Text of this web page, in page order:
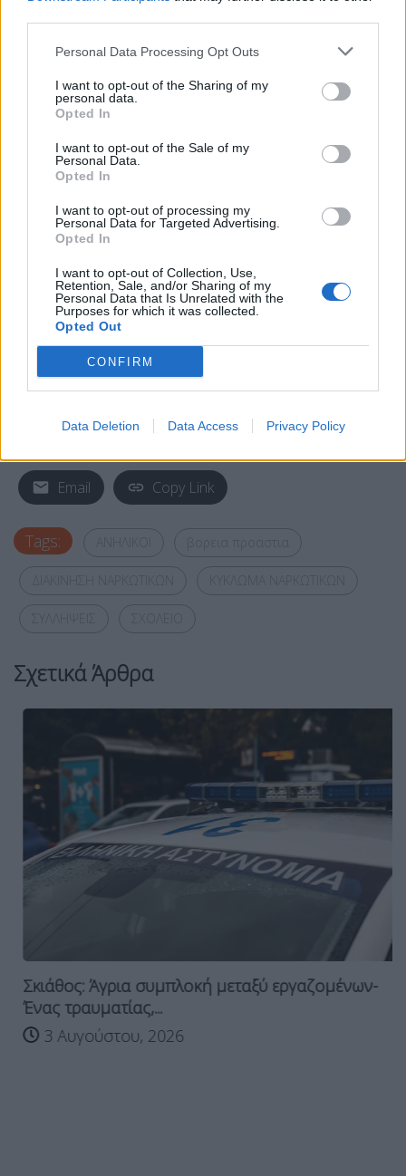
Personal Data Processing Opt Outs
I want to opt-out of the Sharing of my
personal data.
Opted In
I want to opt-out of the Sale of my
Personal Data.
Opted In
I want to opt-out of processing my
Personal Data for Targeted Advertising.
Opted In
I want to opt-out of Collection, Use,
Retention, Sale, and/or Sharing of my
Personal Data that Is Unrelated with the
Purposes for which it was collected.
Opted Out
CONFIRM
Data Deletion Data Access Privacy Policy
Email Copy Link
Tags:
Σχετικά Άρθρα
Σκιάθος: Άγρια συμπλοκή μεταξύ εργαζομένων-
Ένας τραυματίας,...
3 Αυγούστου, 2026